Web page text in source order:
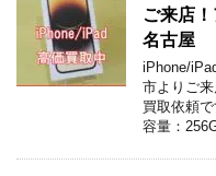
ご来店
名古屋
iPhone/
市よりご
買取依頼
容量：